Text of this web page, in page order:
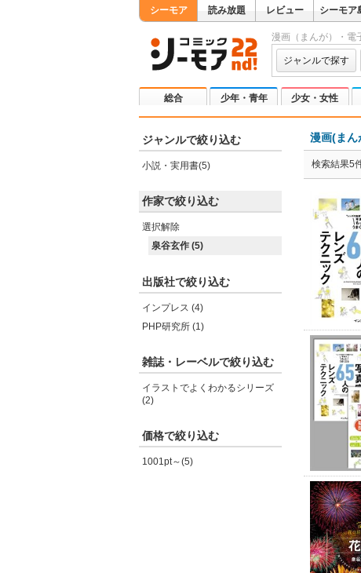
シーモア 読み放題 レビュー シーモア
漫画（まんが）・電
ジャンルで探す
総合 少年・青年 少女・女性
ジャンルで絞り込む
小説・実用書(5)
作家で絞り込む
選択解除
泉谷玄作 (5)
出版社で絞り込む
インプレス (4)
PHP研究所 (1)
雑誌・レーベルで絞り込む
イラストでよくわかるシリーズ
(2)
価格で絞り込む
1001pt～(5)
漫画(まん
検索結果5